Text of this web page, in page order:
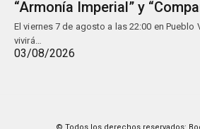
“Armonía Imperial” y
El viernes 7 de agosto a las 22:00 en Pueblo
vivirá…
03/08/2026